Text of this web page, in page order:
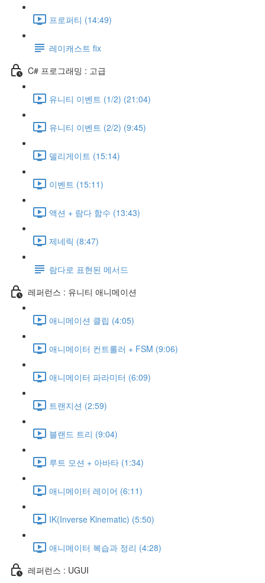
프로퍼티 (14:49)
레이캐스트 fix
C# 프로그래밍 : 고급
유니티 이벤트 (1/2) (21:04)
유니티 이벤트 (2/2) (9:45)
델리게이트 (15:14)
이벤트 (15:11)
액션 + 람다 함수 (13:43)
제네릭 (8:47)
람다로 표현된 메서드
레퍼런스 : 유니티 애니메이션
애니메이션 클립 (4:05)
애니메이터 컨트롤러 + FSM (9:06)
애니메이터 파라미터 (6:09)
트랜지션 (2:59)
블랜드 트리 (9:04)
루트 모션 + 아바타 (1:34)
애니메이터 레이어 (6:11)
IK(Inverse Kinematic) (5:50)
애니메이터 복습과 정리 (4:28)
레퍼런스 : UGUI